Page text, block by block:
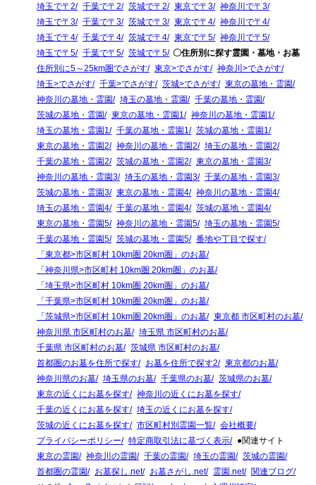
埼玉で〒2
千葉で〒2 茨城で〒2 東京で〒3
神奈川で〒3
埼玉で〒3
千葉で〒3 茨城で〒3 東京で〒4
神奈川で〒4
埼玉で〒4
千葉で〒4 茨城で〒4 東京で〒5
神奈川で〒5
埼玉で〒5
千葉で〒5 茨城で〒5
〇住所別に探す霊園・墓地・お墓
住所別に5～25km圏でさがす
東京>でさがす
神奈川>でさがす
埼玉>でさがす
千葉>でさがす 茨城>でさがす
東京の墓地・霊園
神奈川の墓地・霊園
埼玉の墓地・霊園
千葉の墓地・霊園
茨城の墓地・霊園
東京の墓地・霊園1
神奈川の墓地・霊園1
埼玉の墓地・霊園1
千葉の墓地・霊園1
茨城の墓地・霊園1
東京の墓地・霊園2
神奈川の墓地・霊園2
埼玉の墓地・霊園2
千葉の墓地・霊園2
茨城の墓地・霊園2
東京の墓地・霊園3
神奈川の墓地・霊園3
埼玉の墓地・霊園3
千葉の墓地・霊園3
茨城の墓地・霊園3
東京の墓地・霊園4
神奈川の墓地・霊園4
埼玉の墓地・霊園4
千葉の墓地・霊園4
茨城の墓地・霊園4
東京の墓地・霊園5
神奈川の墓地・霊園5
埼玉の墓地・霊園5
千葉の墓地・霊園5
茨城の墓地・霊園5
番地や丁目で探す
「東京都>市区町村 10km圏 20km圏」のお墓
「神奈川県>市区町村 10km圏 20km圏」のお墓
「埼玉県>市区町村 10km圏 20km圏」のお墓
「千葉県>市区町村 10km圏 20km圏」のお墓
「茨城県>市区町村 10km圏 20km圏」のお墓
東京都 市区町村のお墓
神奈川県 市区町村のお墓
埼玉県 市区町村のお墓
千葉県 市区町村のお墓
茨城県 市区町村のお墓
首都圏のお墓を住所で探す
お墓を住所で探す2
東京都のお墓
神奈川県のお墓
埼玉県のお墓 千葉県のお墓
茨城県のお墓
東京の近くにお墓を探す
神奈川の近くにお墓を探す
千葉の近くにお墓を探す
埼玉の近くにお墓を探す
茨城の近くにお墓を探す
市区町村別霊園一覧
会社概要
プライバシーポリシー
特定商取引法に基づく表示
●関連サイト
東京の霊園
神奈川の霊園 千葉の霊園 埼玉の霊園
茨城の霊園
首都圏の霊園
お墓探し.net お墓さがし.net 霊園.net
関連ブログ